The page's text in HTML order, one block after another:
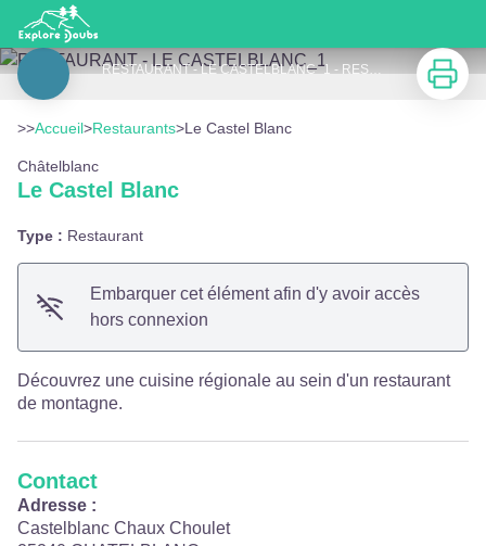
Le Castel Blanc
RESTAURANT - LE CASTELBLANC_1 - RESTAURANT - LE CASTELBLANC
Voir l'image en plein écran
Imprimer
>>Accueil>Restaurants>Le Castel Blanc
Châtelblanc
Le Castel Blanc
Type : Restaurant
Embarquer cet élément afin d'y avoir accès
hors connexion
Découvrez une cuisine régionale au sein d'un restaurant
de montagne.
Contact
Adresse :
Castelblanc Chaux Choulet